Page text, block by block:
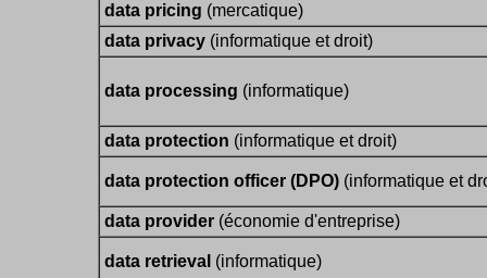
data pricing (mercatique)
data privacy (informatique et droit)
data processing (informatique)
data protection (informatique et droit)
data protection officer (DPO) (informatique et
data provider (économie d'entreprise)
data retrieval (informatique)